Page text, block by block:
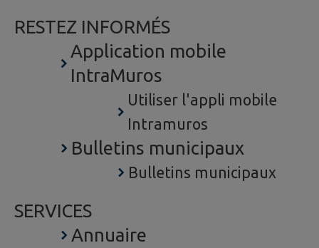
RESTEZ INFORMÉS
Application mobile
IntraMuros
Utiliser l'appli mobile
Intramuros
Bulletins municipaux
Bulletins municipaux
SERVICES
Annuaire